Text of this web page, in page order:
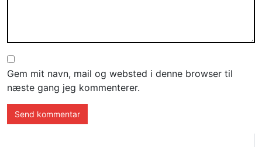
Gem mit navn, mail og websted i denne browser til
næste gang jeg kommenterer.